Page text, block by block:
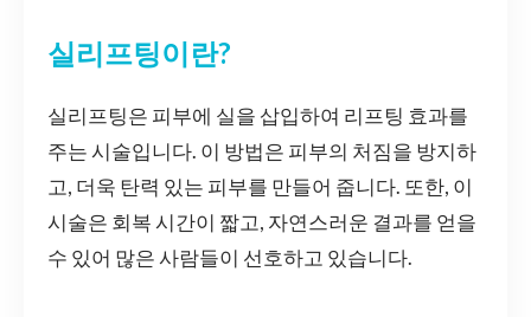
실리프팅이란?
실리프팅은 피부에 실을 삽입하여 리프팅 효과를
주는 시술입니다. 이 방법은 피부의 처짐을 방지하
고, 더욱 탄력 있는 피부를 만들어 줍니다. 또한, 이
시술은 회복 시간이 짧고, 자연스러운 결과를 얻을
수 있어 많은 사람들이 선호하고 있습니다.